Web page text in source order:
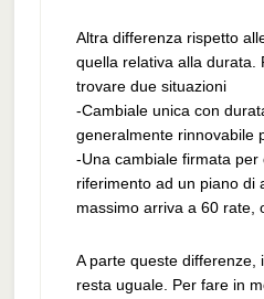
Altra differenza rispetto
quella relativa alla durata.
trovare due situazioni
-Cambiale unica con
generalmente rinnovabile
-Una cambiale firmata per
riferimento ad un piano di
massimo arriva a 60 rate,
A parte queste differenze,
resta uguale. Per fare in